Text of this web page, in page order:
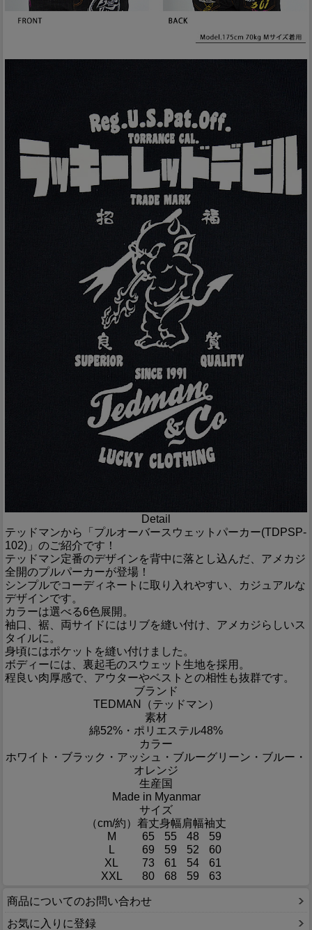
Detail
テッドマンから「プルオーバースウェットパーカー(TDPSP-
102)」のご紹介です！
テッドマン定番のデザインを背中に落とし込んだ、アメカジ
全開のプルパーカーが登場！
シンプルでコーディネートに取り入れやすい、カジュアルな
デザインです。
カラーは選べる6色展開。
袖口、裾、両サイドにはリブを縫い付け、アメカジらしいス
タイルに。
身頃にはポケットを縫い付けました。
ボディーには、裏起毛のスウェット生地を採用。
程良い肉厚感で、アウターやベストとの相性も抜群です。
ブランド
TEDMAN（テッドマン）
素材
綿52%・ポリエステル48%
カラー
ホワイト・ブラック・アッシュ・ブルーグリーン・ブルー・
オレンジ
生産国
Made in Myanmar
サイズ
（cm/約） 着丈身幅肩幅袖丈
M
65 55 48
59
L
69 59 52
60
XL
73 61 54
61
XXL
80 68 59 63
商品についてのお問い合わせ
お気に入りに登録